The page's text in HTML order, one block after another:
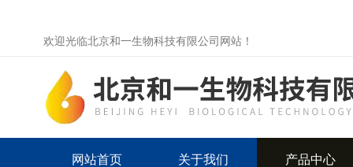
欢迎光临北京和一生物科技有限公司网站！
网站首页 关于我们 产品中心